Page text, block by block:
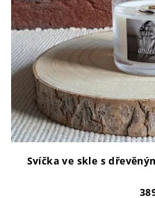
Svíčka ve skle s